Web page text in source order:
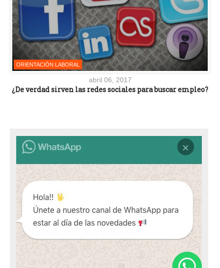
ORIENTACIÓN LABORAL
abril 06, 2017
¿De verdad sirven las redes sociales para buscar empleo?